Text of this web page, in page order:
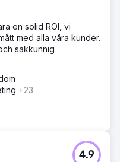
en solid ROI, vi
med alla våra kunder.
sakkunnig
+23
4.9